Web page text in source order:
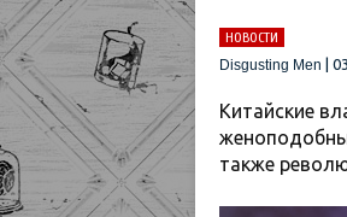
НОВОСТИ
Disgusting Men
Китайские
также